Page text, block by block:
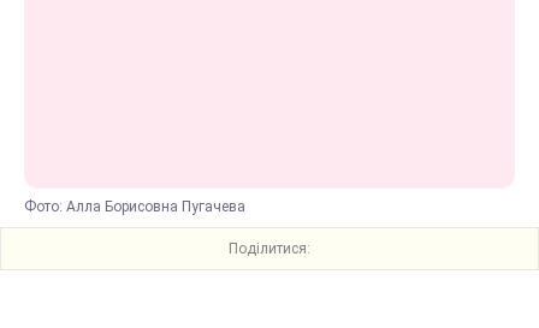
Фото: Алла Борисовна Пугачева
Поділитися: